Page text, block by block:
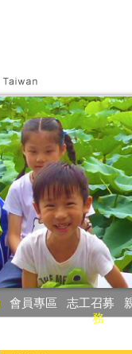
會員專區 志工召募
務